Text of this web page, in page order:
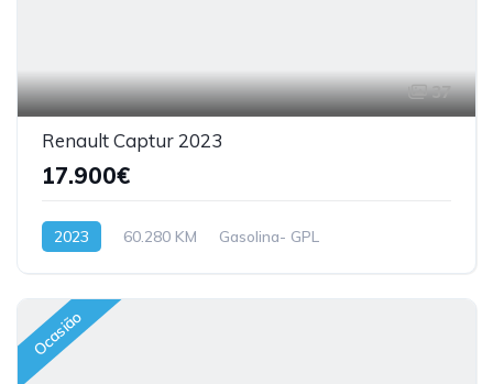
37
Renault Captur 2023
17.900€
2023 60.280 KM Gasolina- GPL
Ocasião